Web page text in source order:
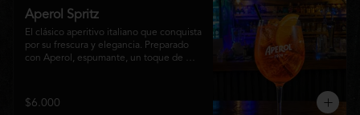
Aperol Spritz
El clásico aperitivo italiano que conquista
por su frescura y elegancia. Preparado
con Aperol, espumante, un toque de
refrescante y de notas cítricas, perfecto
para disfrutar antes de la comida o
$6.000